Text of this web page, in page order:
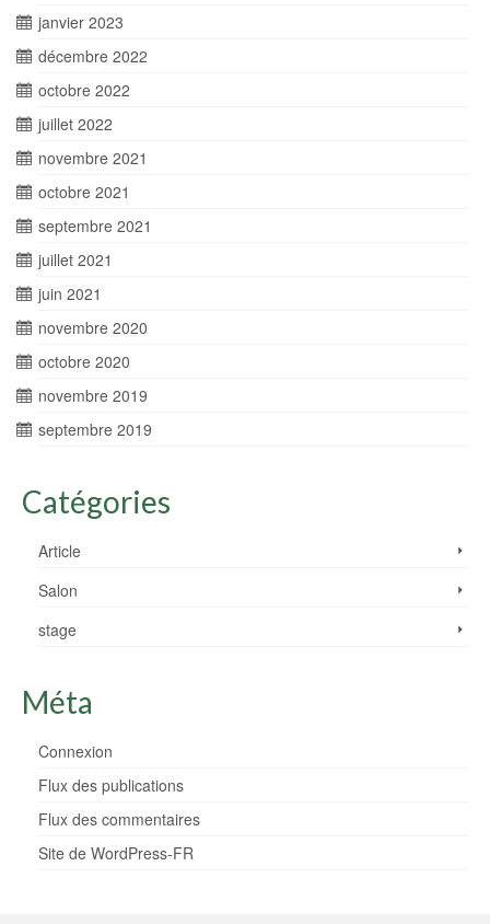
janvier 2023
décembre 2022
octobre 2022
juillet 2022
novembre 2021
octobre 2021
septembre 2021
juillet 2021
juin 2021
novembre 2020
octobre 2020
novembre 2019
septembre 2019
Catégories
Article
Salon
stage
Méta
Connexion
Flux des publications
Flux des commentaires
Site de WordPress-FR